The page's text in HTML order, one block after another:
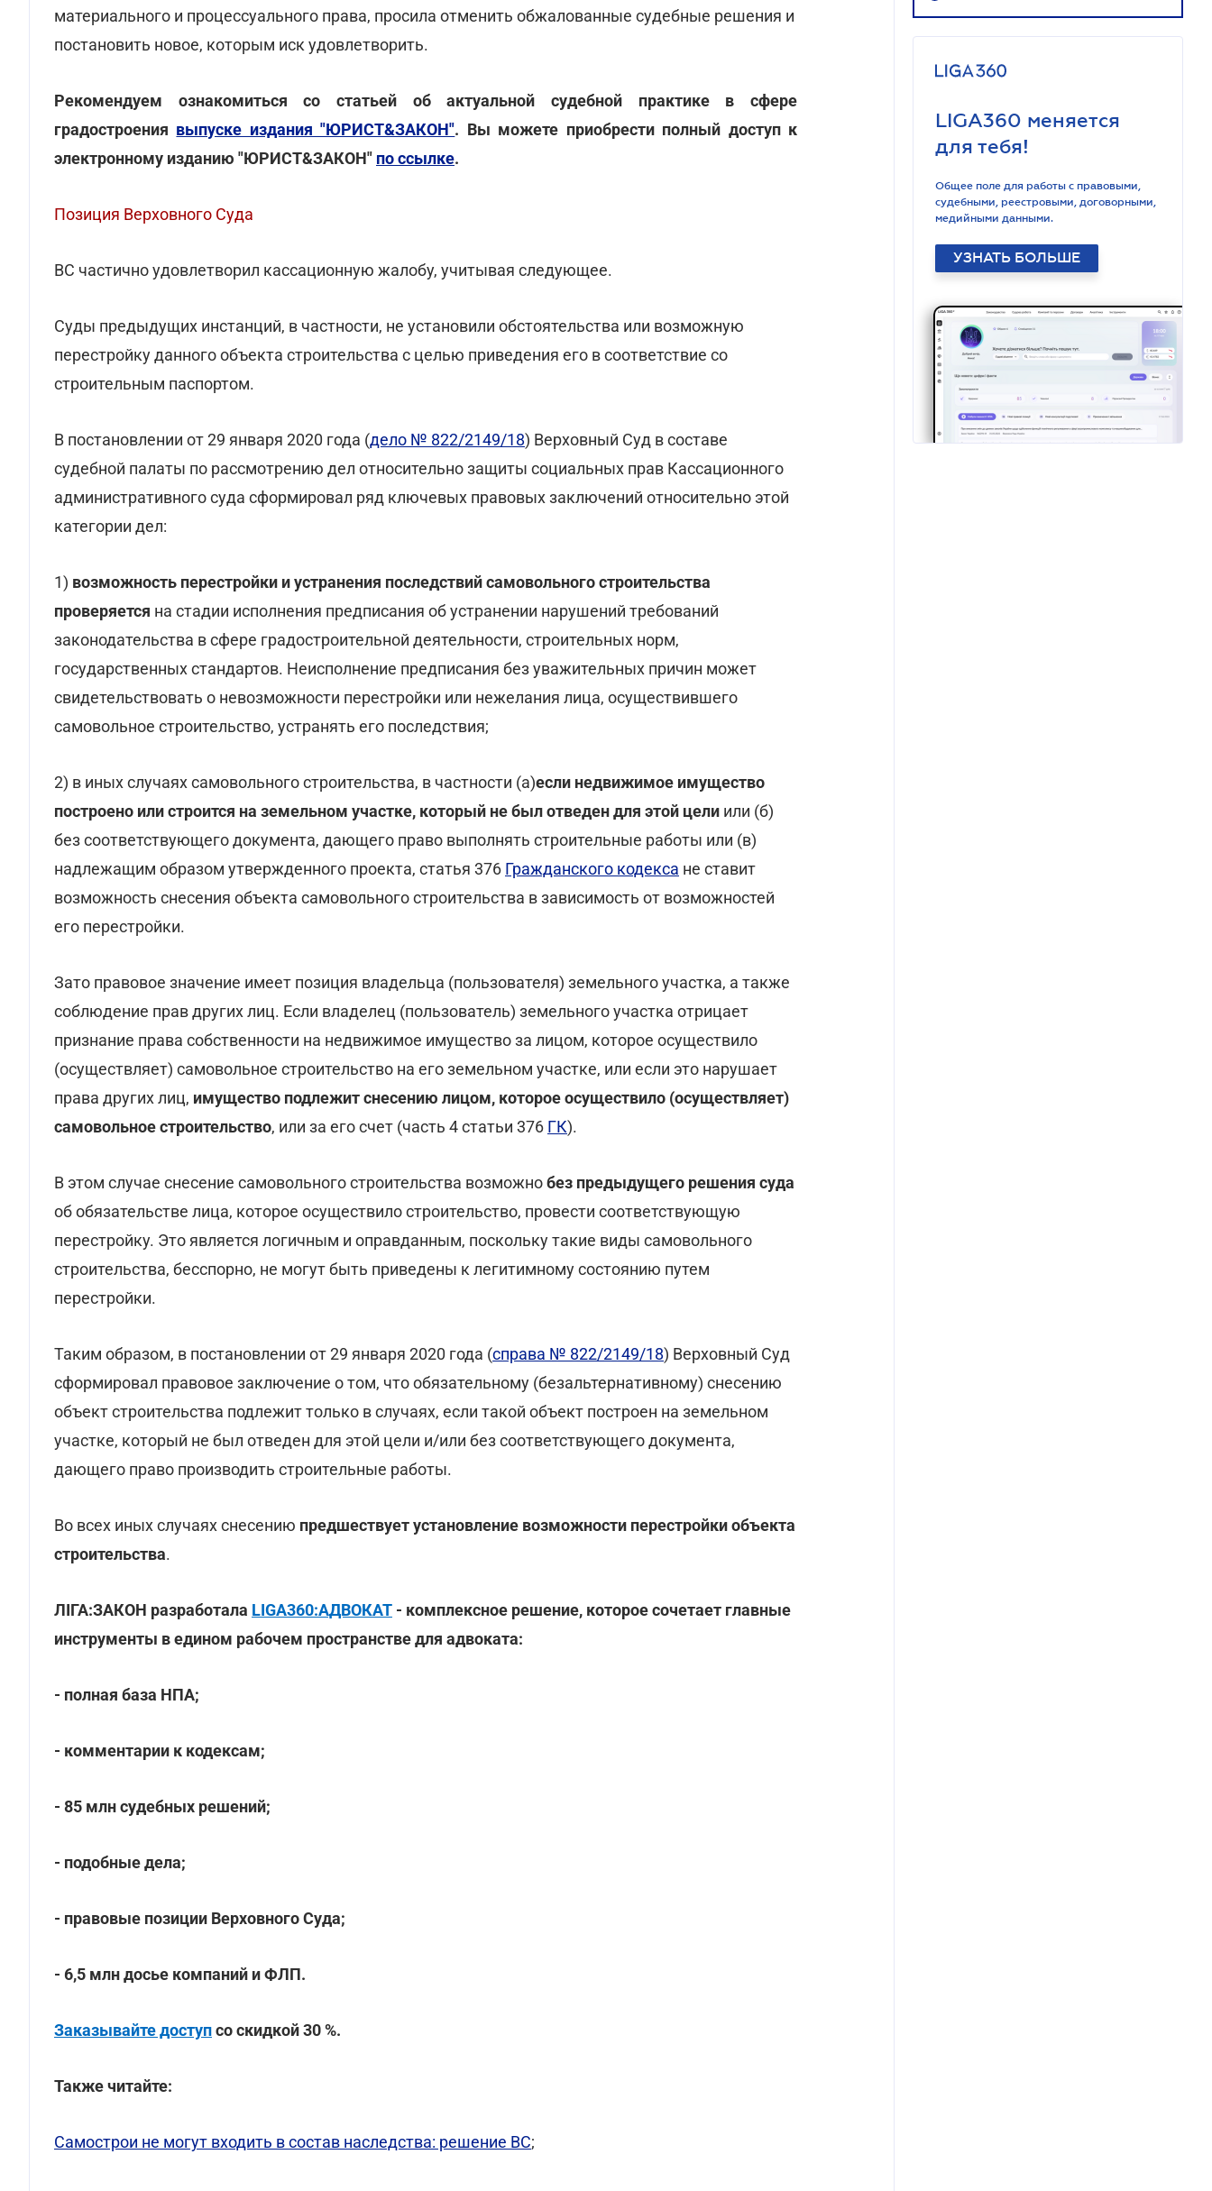
материального и процессуального права, просила отменить обжалованные судебные решения и
постановить новое, которым иск удовлетворить.
Рекомендуем ознакомиться со статьей об актуальной судебной практике в сфере
градостроения выпуске издания "ЮРИСТ&ЗАКОН". Вы можете приобрести полный доступ к
электронному изданию "ЮРИСТ&ЗАКОН" по ссылке.
Позиция Верховного Суда
ВС частично удовлетворил кассационную жалобу, учитывая следующее.
Суды предыдущих инстанций, в частности, не установили обстоятельства или возможную
перестройку данного объекта строительства с целью приведения его в соответствие со
строительным паспортом.
В постановлении от 29 января 2020 года (дело № 822/2149/18) Верховный Суд в составе
судебной палаты по рассмотрению дел относительно защиты социальных прав Кассационного
административного суда сформировал ряд ключевых правовых заключений относительно этой
категории дел:
1) возможность перестройки и устранения последствий самовольного строительства
проверяется на стадии исполнения предписания об устранении нарушений требований
законодательства в сфере градостроительной деятельности, строительных норм,
государственных стандартов. Неисполнение предписания без уважительных причин может
свидетельствовать о невозможности перестройки или нежелания лица, осуществившего
самовольное строительство, устранять его последствия;
2) в иных случаях самовольного строительства, в частности (а)если недвижимое имущество
построено или строится на земельном участке, который не был отведен для этой цели или (б)
без соответствующего документа, дающего право выполнять строительные работы или (в)
надлежащим образом утвержденного проекта, статья 376 Гражданского кодекса не ставит
возможность снесения объекта самовольного строительства в зависимость от возможностей
его перестройки.
Зато правовое значение имеет позиция владельца (пользователя) земельного участка, а также
соблюдение прав других лиц. Если владелец (пользователь) земельного участка отрицает
признание права собственности на недвижимое имущество за лицом, которое осуществило
(осуществляет) самовольное строительство на его земельном участке, или если это нарушает
права других лиц, имущество подлежит снесению лицом, которое осуществило (осуществляет)
самовольное строительство, или за его счет (часть 4 статьи 376 ГК).
В этом случае снесение самовольного строительства возможнобез предыдущего решения суда
об обязательстве лица, которое осуществило строительство, провести соответствующую
перестройку. Это является логичным и оправданным, поскольку такие виды самовольного
строительства, бесспорно, не могут быть приведены к легитимному состоянию путем
перестройки.
Таким образом, в постановлении от 29 января 2020 года (справа № 822/2149/18) Верховный Суд
сформировал правовое заключение о том, что обязательному (безальтернативному) снесению
объект строительства подлежит только в случаях, если такой объект построен на земельном
участке, который не был отведен для этой цели и/или без соответствующего документа,
дающего право производить строительные работы.
Во всех иных случаях снесению предшествует установление возможности перестройки объекта
строительства.
ЛІГА:ЗАКОН разработала LIGA360:АДВОКАТ - комплексное решение, которое сочетает главные
инструменты в едином рабочем пространстве для адвоката:
- полная база НПА;
- комментарии к кодексам;
- 85 млн судебных решений;
- подобные дела;
- правовые позиции Верховного Суда;
- 6,5 млн досье компаний и ФЛП.
Заказывайте доступсо скидкой 30 %.
Также читайте:
Самострои не могут входить в состав наследства: решение ВС;
LIGA360 меняется
для тебя!
Общее поле для работы с правовыми,
судебными, реестровыми, договорными,
медийными данными.
УЗНАТЬ БОЛЬШЕ